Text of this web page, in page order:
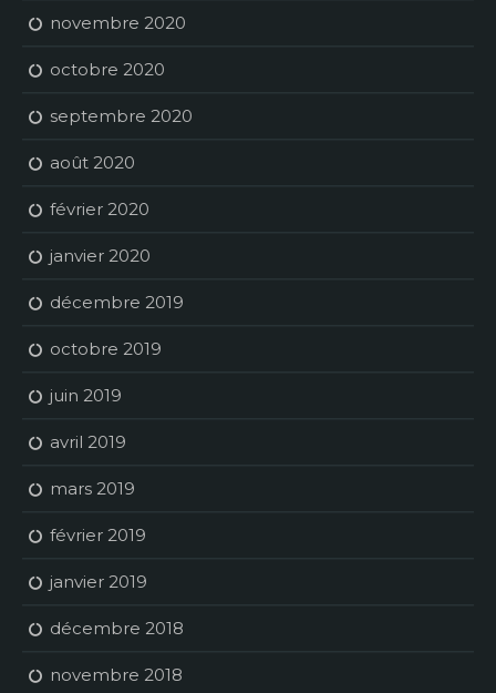
novembre 2020
octobre 2020
septembre 2020
août 2020
février 2020
janvier 2020
décembre 2019
octobre 2019
juin 2019
avril 2019
mars 2019
février 2019
janvier 2019
décembre 2018
novembre 2018